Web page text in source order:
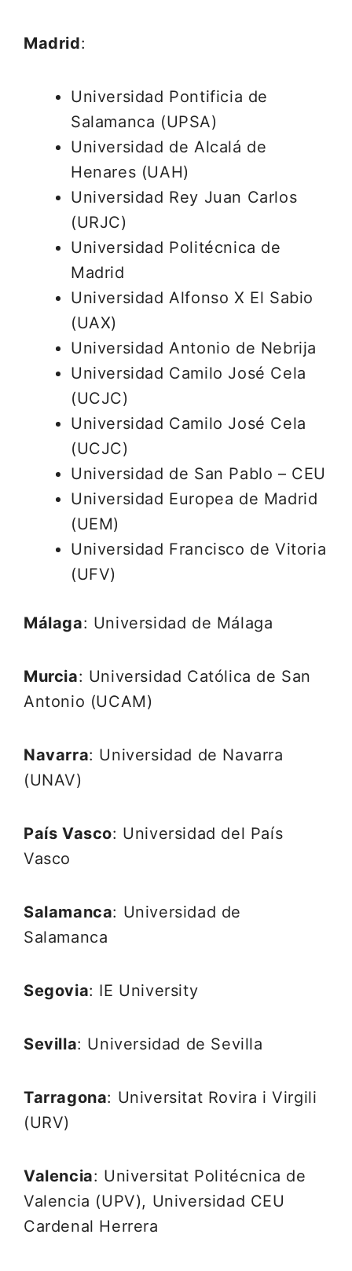
Madrid:
Universidad Pontificia de
Salamanca (UPSA)
Universidad de Alcalá de
Henares (UAH)
Universidad Rey Juan Carlos
(URJC)
Universidad Politécnica de
Madrid
Universidad Alfonso X El Sabio
(UAX)
Universidad Antonio de Nebrija
Universidad Camilo José Cela
(UCJC)
Universidad Camilo José Cela
(UCJC)
Universidad de San Pablo – CEU
Universidad Europea de Madrid
(UEM)
Universidad Francisco de Vitoria
(UFV)
Málaga: Universidad de Málaga
Murcia: Universidad Católica de San
Antonio (UCAM)
Navarra: Universidad de Navarra
(UNAV)
País Vasco: Universidad del País
Vasco
Salamanca: Universidad de
Salamanca
Segovia: IE University
Sevilla: Universidad de Sevilla
Tarragona: Universitat Rovira i Virgili
(URV)
Valencia: Universitat Politécnica de
Valencia (UPV), Universidad CEU
Cardenal Herrera